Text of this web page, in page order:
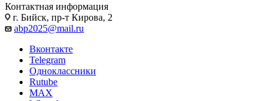
Контактная информация
г. Бийск, пр-т Кирова, 2
abp2025@mail.ru
Вконтакте
Telegram
Одноклассники
Rutube
MAX